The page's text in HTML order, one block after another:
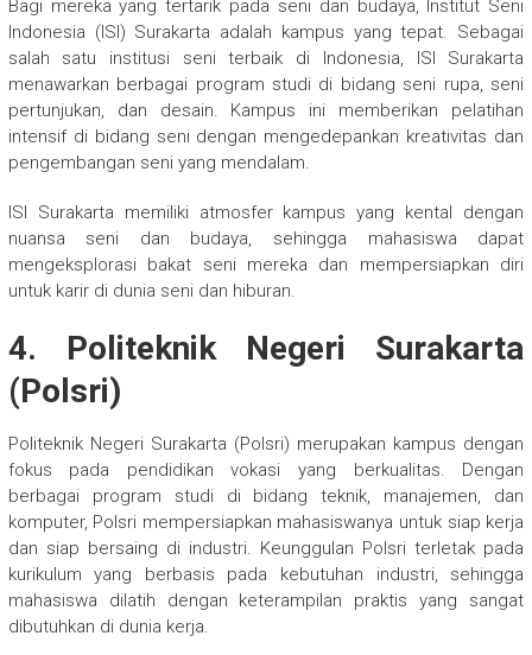
Bagi mereka yang tertarik pada seni dan budaya, Institut Seni
Indonesia (ISI) Surakarta adalah kampus yang tepat. Sebagai
salah satu institusi seni terbaik di Indonesia, ISI Surakarta
menawarkan berbagai program studi di bidang seni rupa, seni
pertunjukan, dan desain. Kampus ini memberikan pelatihan
intensif di bidang seni dengan mengedepankan kreativitas dan
pengembangan seni yang mendalam.
ISI Surakarta memiliki atmosfer kampus yang kental dengan
nuansa seni dan budaya, sehingga mahasiswa dapat
mengeksplorasi bakat seni mereka dan mempersiapkan diri
untuk karir di dunia seni dan hiburan.
4. Politeknik Negeri Surakarta
(Polsri)
Politeknik Negeri Surakarta (Polsri) merupakan kampus dengan
fokus pada pendidikan vokasi yang berkualitas. Dengan
berbagai program studi di bidang teknik, manajemen, dan
komputer, Polsri mempersiapkan mahasiswanya untuk siap kerja
dan siap bersaing di industri. Keunggulan Polsri terletak pada
kurikulum yang berbasis pada kebutuhan industri, sehingga
mahasiswa dilatih dengan keterampilan praktis yang sangat
dibutuhkan di dunia kerja.